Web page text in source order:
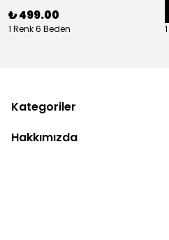
₺ 499.00
1 Renk 6 Beden
Kategoriler
Hakkımızda